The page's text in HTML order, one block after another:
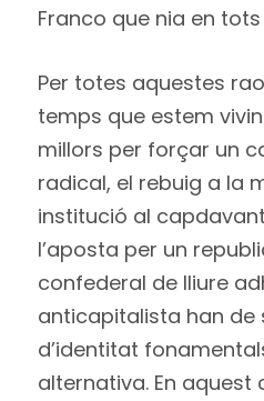
Franco que nia en tots
Per totes aquestes
temps que estem
millors per forçar un
radical, el rebuig a la
institució al
l’aposta per un
confederal de lliure
anticapitalista han de
d’identitat
alternativa. En aquest